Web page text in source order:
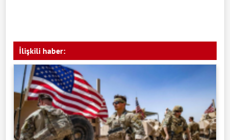
İlişkili haber: